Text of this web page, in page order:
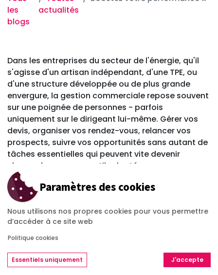
les
blogs
actualités
Dans les entreprises du secteur de l'énergie, qu'il
s'agisse d'un artisan indépendant, d'une TPE, ou
d'une structure développée ou de plus grande
envergure, la gestion commerciale repose souvent
sur une poignée de personnes - parfois
uniquement sur le dirigeant lui-même. Gérer vos
devis, organiser vos rendez-vous, relancer vos
prospects, suivre vos opportunités sans autant de
tâches essentielles qui peuvent vite devenir
chronophages sans outil adapté.
C'est là qu'intervient le CRM de OpenFire : une
brique essentielle d'
complète, conçue pour simplifier votre quotidien,
vous faire gagner du temps et booster vos
Un pilotage commercial souvent
Paramètres des cookies
Nous utilisons nos propres cookies pour vous permettre
d’accéder à ce site web
Politique cookies
Essentiels uniquement J'accepte